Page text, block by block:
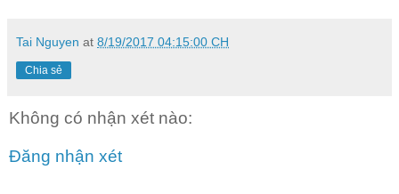
Tai Nguyen at 8/19/2017 04:15:00 CH
Chia sẻ
Không có nhận xét nào:
Đăng nhận xét